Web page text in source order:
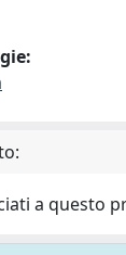
a questo